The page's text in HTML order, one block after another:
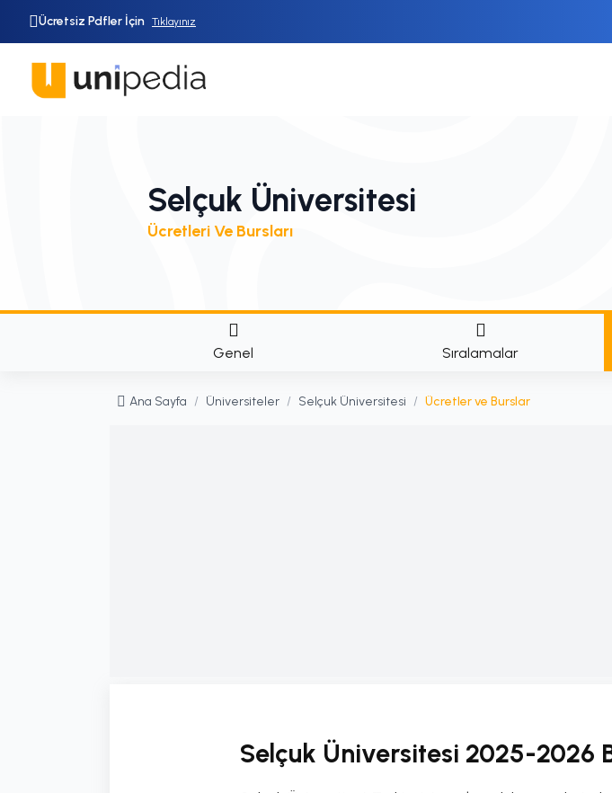
Ücretsiz Pdfler İçin Tıklayınız
Selçuk Üniversitesi
Ücretleri Ve Bursları
Genel Sıralamalar
Ana Sayfa / Üniversiteler / Selçuk Üniversitesi / Ücretler ve Burslar
Selçuk Üniversitesi 2025-2026